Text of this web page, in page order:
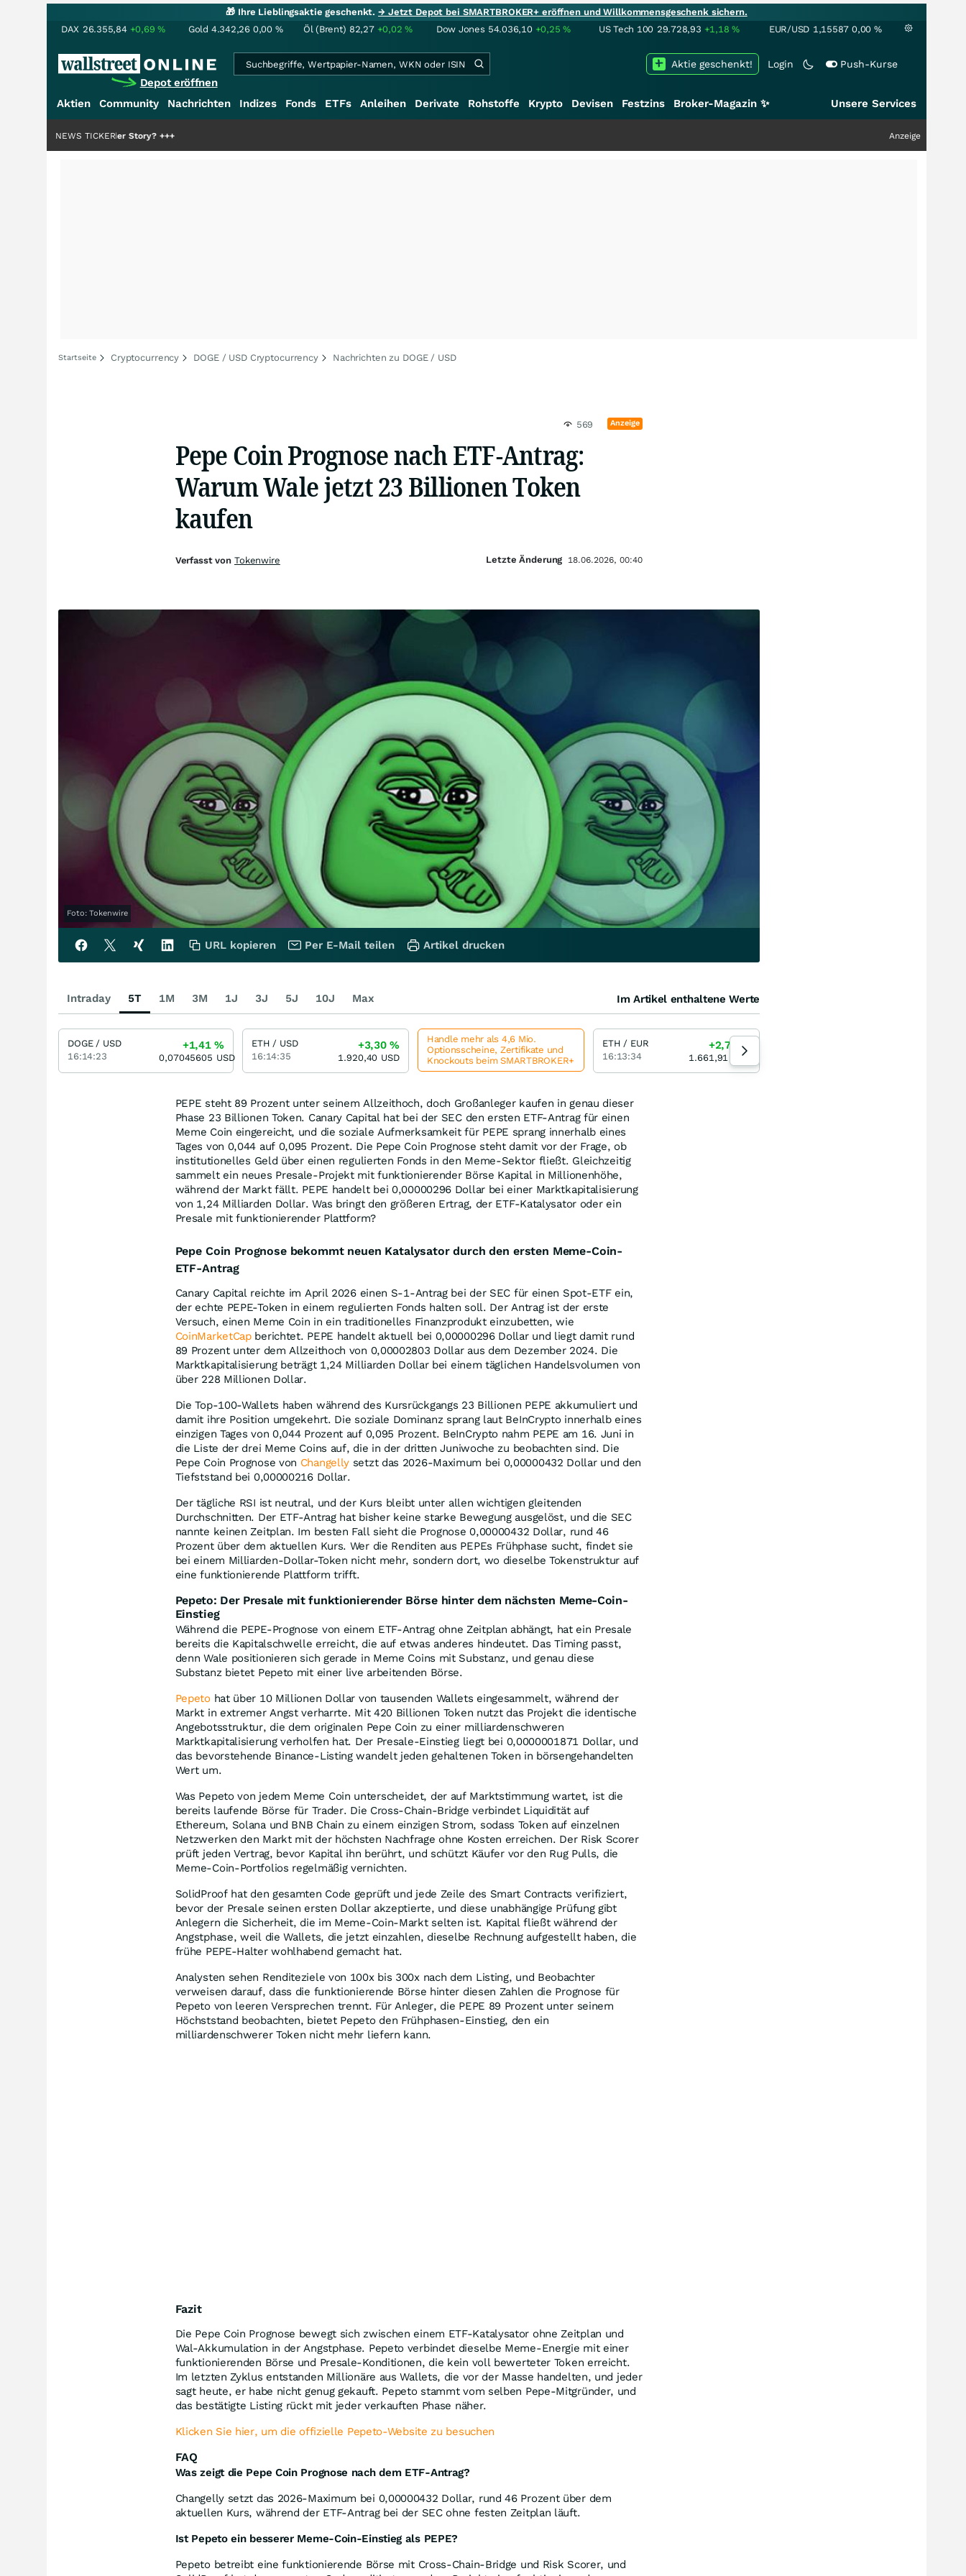
🎁 Ihre Lieblingsaktie geschenkt.→ Jetzt Depot bei SMARTBROKER+ eröffnen und Willkommensgeschenk sichern.
DAX 26.355,84 +0,69% Gold 4.342,26 0,00 % Öl (Brent) 82,27 +0,02% Dow Jones 54.036,10 +0,25% US Tech 100 29.728,93 +1,18% EUR/USD 1,15587 0,00 %
Depot eröffnen
Login Push-Kurse
Aktie geschenkt!
Aktien Community Nachrichten Indizes Fonds ETFs Anleihen Derivate Rohstoffe Krypto Devisen Festzins Broker-Magazin ✨ Unsere Services
Hälfte der Story?+++ Anzeige
NEWS TICKER
Startseite Cryptocurrency DOGE / USD Cryptocurrency Nachrichten zu DOGE / USD
569 Anzeige
Pepe Coin Prognose nach ETF-Antrag:
Warum Wale jetzt 23 Billionen Token
kaufen
Foto: Tokenwire
PEPE steht 89 Prozent unter seinem Allzeithoch, doch Großanleger kaufen in genau dieser
Phase 23 Billionen Token. Canary Capital hat bei der SEC den ersten ETF-Antrag für einen
Meme Coin eingereicht, und die soziale Aufmerksamkeit für PEPE sprang innerhalb eines
Tages von 0,044 auf 0,095 Prozent. Die Pepe Coin Prognose steht damit vor der Frage, ob
institutionelles Geld über einen regulierten Fonds in den Meme-Sektor fließt. Gleichzeitig
sammelt ein neues Presale-Projekt mit funktionierender Börse Kapital in Millionenhöhe,
während der Markt fällt. PEPE handelt bei 0,00000296 Dollar bei einer Marktkapitalisierung
von 1,24 Milliarden Dollar. Was bringt den größeren Ertrag, der ETF-Katalysator oder ein
Presale mit funktionierender Plattform?
Pepe Coin Prognose bekommt neuen Katalysator durch den ersten Meme-Coin-
ETF-Antrag
Canary Capital reichte im April 2026 einen S-1-Antrag bei der SEC für einen Spot-ETF ein,
der echte PEPE-Token in einem regulierten Fonds halten soll. Der Antrag ist der erste
Versuch, einen Meme Coin in ein traditionelles Finanzprodukt einzubetten, wie
CoinMarketCapberichtet. PEPE handelt aktuell bei 0,00000296 Dollar und liegt damit rund
89 Prozent unter dem Allzeithoch von 0,00002803 Dollar aus dem Dezember 2024. Die
Marktkapitalisierung beträgt 1,24 Milliarden Dollar bei einem täglichen Handelsvolumen von
über 228 Millionen Dollar.
Die Top-100-Wallets haben während des Kursrückgangs 23 Billionen PEPE akkumuliert und
damit ihre Position umgekehrt. Die soziale Dominanz sprang laut BeInCrypto innerhalb eines
einzigen Tages von 0,044 Prozent auf 0,095 Prozent. BeInCrypto nahm PEPE am 16. Juni in
die Liste der drei Meme Coins auf, die in der dritten Juniwoche zu beobachten sind. Die
Pepe Coin Prognose von Changelly setzt das 2026-Maximum bei 0,00000432 Dollar und den
Tiefststand bei 0,00000216 Dollar.
Der tägliche RSI ist neutral, und der Kurs bleibt unter allen wichtigen gleitenden
Durchschnitten. Der ETF-Antrag hat bisher keine starke Bewegung ausgelöst, und die SEC
nannte keinen Zeitplan. Im besten Fall sieht die Prognose 0,00000432 Dollar, rund 46
Prozent über dem aktuellen Kurs. Wer die Renditen aus PEPEs Frühphase sucht, findet sie
bei einem Milliarden-Dollar-Token nicht mehr, sondern dort, wo dieselbe Tokenstruktur auf
eine funktionierende Plattform trifft.
Pepeto: Der Presale mit funktionierender Börse hinter dem nächsten Meme-Coin-
Einstieg
Während die PEPE-Prognose von einem ETF-Antrag ohne Zeitplan abhängt, hat ein Presale
bereits die Kapitalschwelle erreicht, die auf etwas anderes hindeutet. Das Timing passt,
denn Wale positionieren sich gerade in Meme Coins mit Substanz, und genau diese
Substanz bietet Pepeto mit einer live arbeitenden Börse.
Pepeto hat über 10 Millionen Dollar von tausenden Wallets eingesammelt, während der
Markt in extremer Angst verharrte. Mit 420 Billionen Token nutzt das Projekt die identische
Angebotsstruktur, die dem originalen Pepe Coin zu einer milliardenschweren
Marktkapitalisierung verholfen hat. Der Presale-Einstieg liegt bei 0,0000001871 Dollar, und
das bevorstehende Binance-Listing wandelt jeden gehaltenen Token in börsengehandelten
Wert um.
Was Pepeto von jedem Meme Coin unterscheidet, der auf Marktstimmung wartet, ist die
bereits laufende Börse für Trader. Die Cross-Chain-Bridge verbindet Liquidität auf
Ethereum, Solana und BNB Chain zu einem einzigen Strom, sodass Token auf einzelnen
Netzwerken den Markt mit der höchsten Nachfrage ohne Kosten erreichen. Der Risk Scorer
prüft jeden Vertrag, bevor Kapital ihn berührt, und schützt Käufer vor den Rug Pulls, die
Meme-Coin-Portfolios regelmäßig vernichten.
SolidProof hat den gesamten Code geprüft und jede Zeile des Smart Contracts verifiziert,
bevor der Presale seinen ersten Dollar akzeptierte, und diese unabhängige Prüfung gibt
Anlegern die Sicherheit, die im Meme-Coin-Markt selten ist. Kapital fließt während der
Angstphase, weil die Wallets, die jetzt einzahlen, dieselbe Rechnung aufgestellt haben, die
frühe PEPE-Halter wohlhabend gemacht hat.
Analysten sehen Renditeziele von 100x bis 300x nach dem Listing, und Beobachter
verweisen darauf, dass die funktionierende Börse hinter diesen Zahlen die Prognose für
Pepeto von leeren Versprechen trennt. Für Anleger, die PEPE 89 Prozent unter seinem
Höchststand beobachten, bietet Pepeto den Frühphasen-Einstieg, den ein
milliardenschwerer Token nicht mehr liefern kann.
Fazit
Die Pepe Coin Prognose bewegt sich zwischen einem ETF-Katalysator ohne Zeitplan und
Wal-Akkumulation in der Angstphase. Pepeto verbindet dieselbe Meme-Energie mit einer
funktionierenden Börse und Presale-Konditionen, die kein voll bewerteter Token erreicht.
Im letzten Zyklus entstanden Millionäre aus Wallets, die vor der Masse handelten, und jeder
sagt heute, er habe nicht genug gekauft. Pepeto stammt vom selben Pepe-Mitgründer, und
das bestätigte Listing rückt mit jeder verkauften Phase näher.
Klicken Sie hier, um die offizielle Pepeto-Website zu besuchen
FAQ
Was zeigt die Pepe Coin Prognose nach dem ETF-Antrag?
Changelly setzt das 2026-Maximum bei 0,00000432 Dollar, rund 46 Prozent über dem
aktuellen Kurs, während der ETF-Antrag bei der SEC ohne festen Zeitplan läuft.
Ist Pepeto ein besserer Meme-Coin-Einstieg als PEPE?
Pepeto betreibt eine funktionierende Börse mit Cross-Chain-Bridge und Risk Scorer, und
Verfasst von Tokenwire Letzte Änderung 18.06.2026, 00:40
URL kopieren Per E-Mail teilen Artikel drucken
Intraday 5T 1M 3M 1J 3J 5J 10J Max Im Artikel enthaltene Werte
DOGE / USD
16:14:23
+1,41%
0,07045605 USD
ETH / USD
16:14:35
+3,30%
1.920,40 USD
Handle mehr als 4,6 Mio.
Optionsscheine, Zertifikate und
Knockouts beim SMARTBROKER+
ETH / EUR
16:13:34
+2,71 %
1.661,91 EUR